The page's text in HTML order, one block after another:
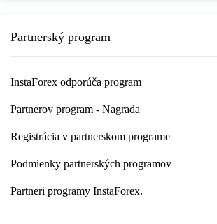
Partnerský program
InstaForex odporúča program
Partnerov program - Nagrada
Registrácia v partnerskom programe
Podmienky partnerských programov
Partneri programy InstaForex.